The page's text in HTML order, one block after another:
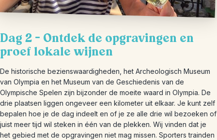
Dag 2 – Ontdek de opgravingen en
proef lokale wijnen
De historische bezienswaardigheden, het Archeologisch Museum
van Olympia en het Museum van de Geschiedenis van de
Olympische Spelen zijn bijzonder de moeite waard in Olympia. De
drie plaatsen liggen ongeveer een kilometer uit elkaar. Je kunt zelf
bepalen hoe je de dag indeelt en of je ze alle drie wil bezoeken of
juist meer tijd wil steken in één van de plekken. Wij vinden dat je
het gebied met de opgravingen niet mag missen. Sporters trainden